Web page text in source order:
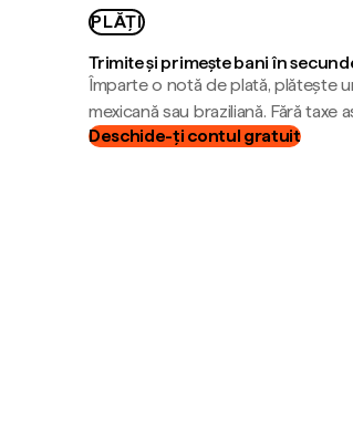
PLĂȚI
Trimite și primește bani în
Împarte o notă de plată, plătește
mexicană sau braziliană. Fără taxe
Deschide-ți contul gratuit